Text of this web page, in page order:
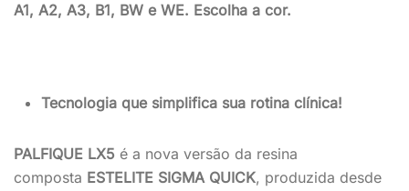
A1, A2, A3, B1, BW e WE. Escolha a cor.
Tecnologia que simplifica sua rotina clínica!
PALFIQUE LX5 é a nova versão da resina
composta ESTELITE SIGMA QUICK, produzida desde